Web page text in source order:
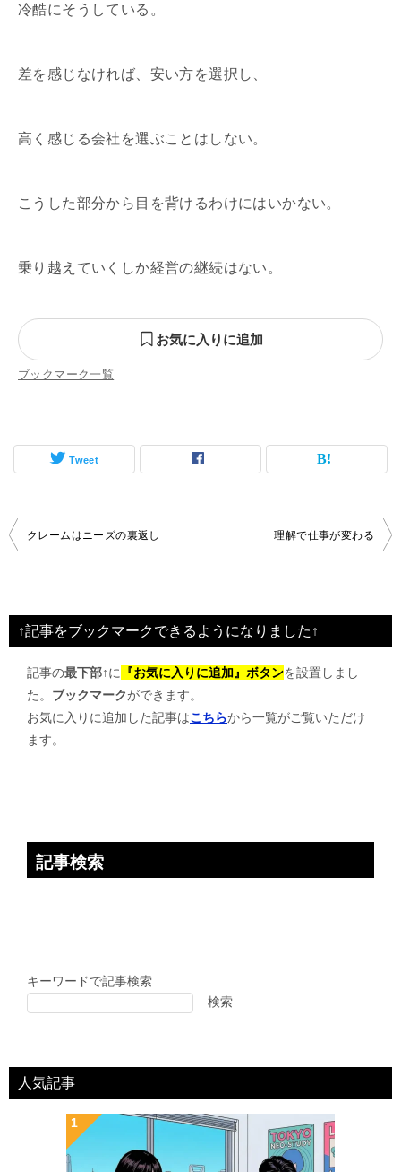
冷酷にそうしている。
差を感じなければ、安い方を選択し、
高く感じる会社を選ぶことはしない。
こうした部分から目を背けるわけにはいかない。
乗り越えていくしか経営の継続はない。
お気に入りに追加
ブックマーク一覧
Tweet
投
ビ
ゲ
クレームはニーズの裏返し 理解で仕事が変わる
↑記事をブックマークできるようになりました↑
記事の最下部↑に 『お気に入りに追加』ボタンを設置しまし
た。 ブックマークができます。
お気に入りに追加した記事はこちらから一覧がご覧いただけ
ます。
記事検索
キーワードで記事検索
検索
人気記事